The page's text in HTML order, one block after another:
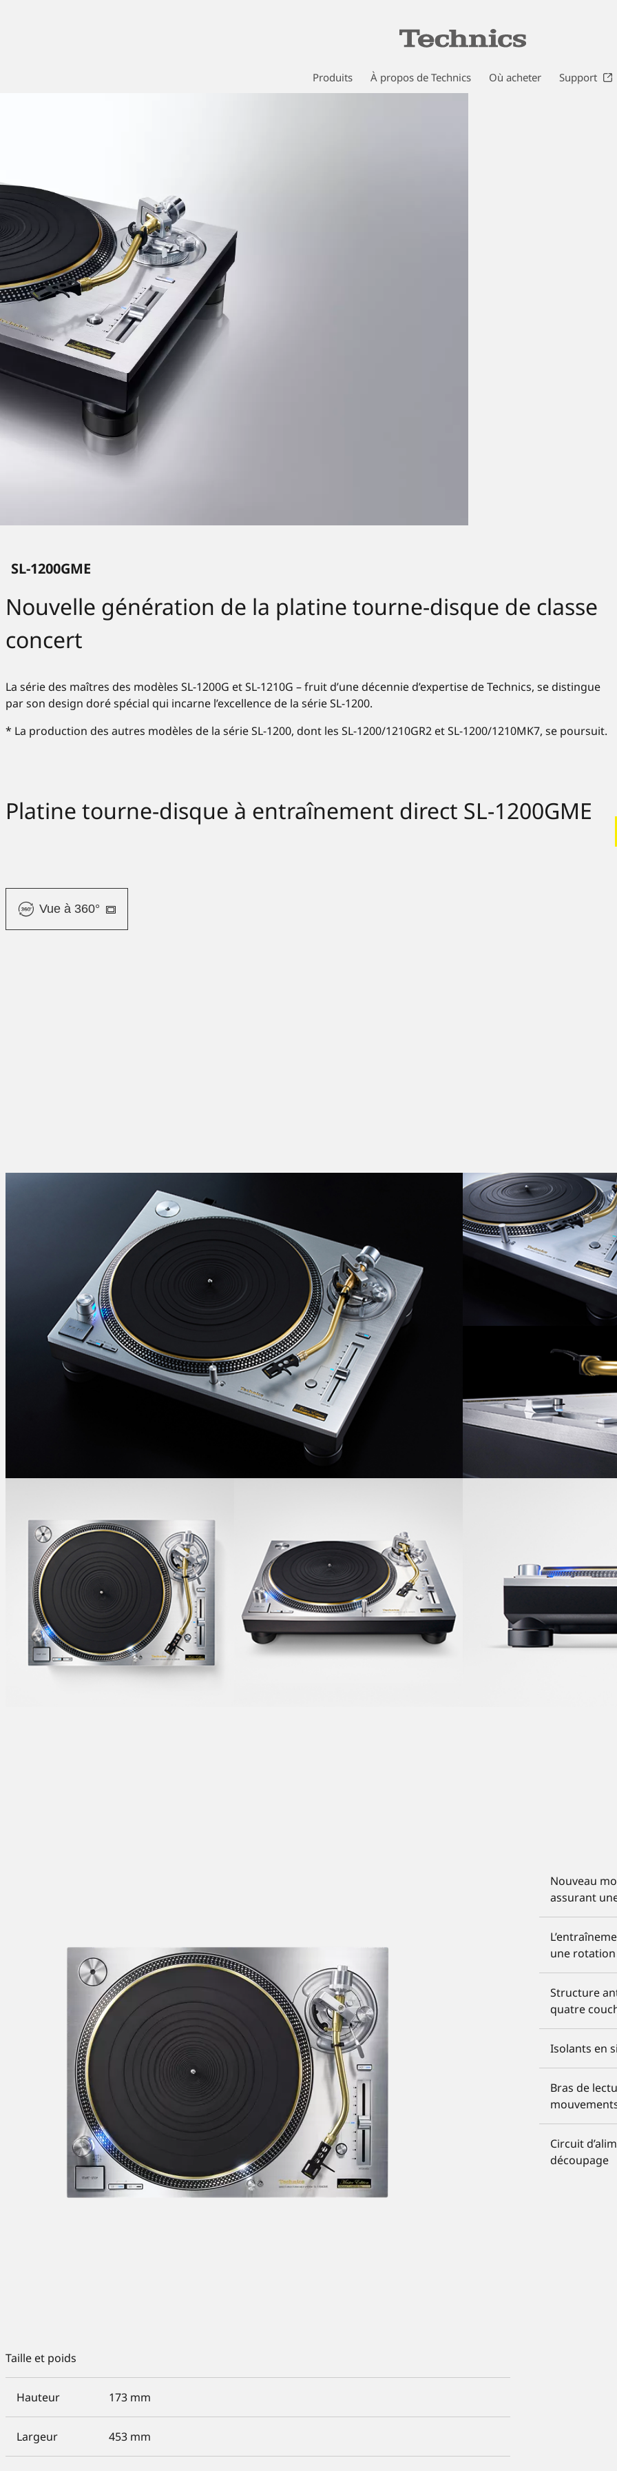
Produits À propos de Technics Où acheter Support
Platine tourne-disque à entraînement direct SL-1200GME
Vue à 360°
SL-1200GME
Nouvelle génération de la platine tourne-disque de classe
concert
La série des maîtres des modèles SL-1200G et SL-1210G – fruit d’une décennie d’expertise de Technics, se distingue
par son design doré spécial qui incarne l’excellence de la série SL-1200.
* La production des autres modèles de la série SL-1200, dont les SL-1200/1210GR2 et SL-1200/1210MK7, se poursuit.
Taille et poids
Hauteur 173 mm
Largeur 453 mm
Nouveau
assurant
une
Structure
quatre
Isolants en
Bras de
Circuit
découpage